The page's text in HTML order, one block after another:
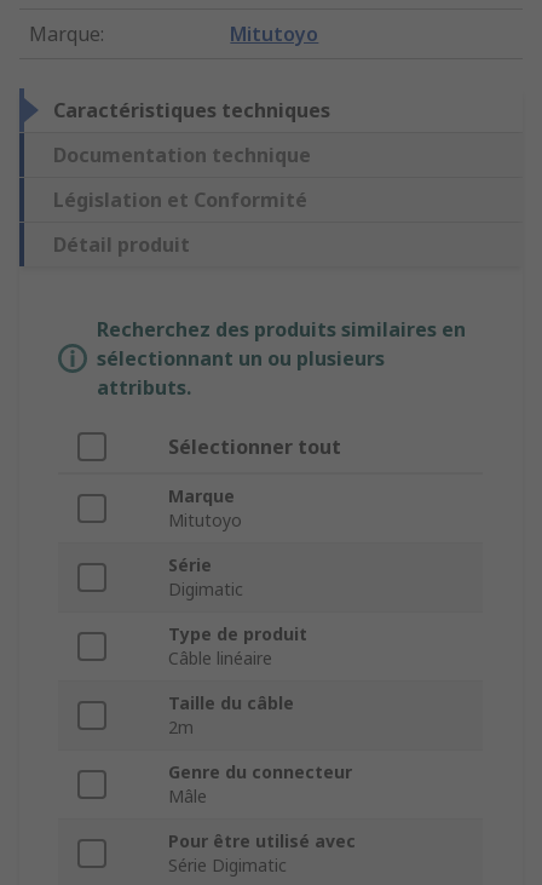
Marque: Mitutoyo
Caractéristiques techniques
Documentation technique
Législation et Conformité
Détail produit
Recherchez des produits similaires en
sélectionnant un ou plusieurs
attributs.
Sélectionner tout
Marque
Mitutoyo
Série
Digimatic
Type de produit
Câble linéaire
Taille du câble
2m
Genre du connecteur
Mâle
Pour être utilisé avec
Série Digimatic